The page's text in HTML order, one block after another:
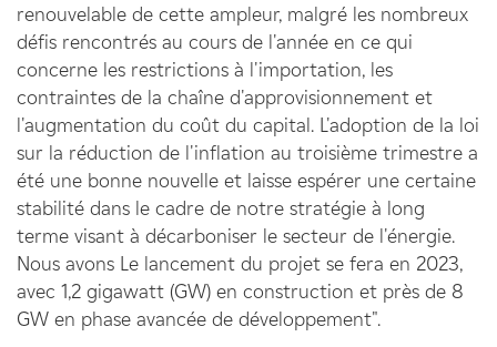
renouvelable de cette ampleur, malgré les nombreux
défis rencontrés au cours de l'année en ce qui
concerne les restrictions à l'importation, les
contraintes de la chaîne d'approvisionnement et
l'augmentation du coût du capital. L'adoption de la loi
sur la réduction de l'inflation au troisième trimestre a
été une bonne nouvelle et laisse espérer une certaine
stabilité dans le cadre de notre stratégie à long
terme visant à décarboniser le secteur de l'énergie.
Nous avons Le lancement du projet se fera en 2023,
avec 1,2 gigawatt (GW) en construction et près de 8
GW en phase avancée de développement".